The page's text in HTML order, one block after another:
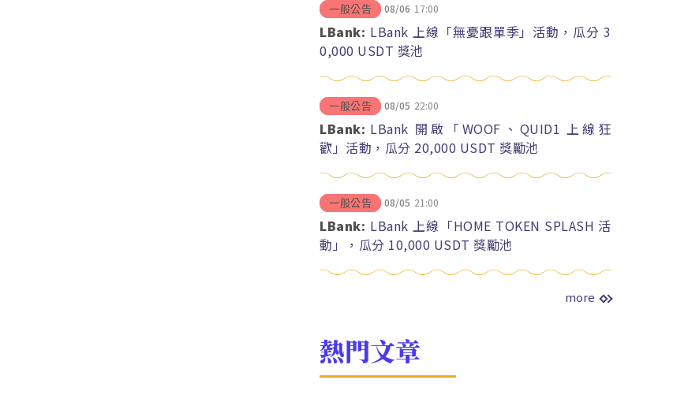
一般公告 08/06 17:00
LBank: LBank 上線「無憂跟單季」活動，瓜分 3
0,000 USDT 獎池
一般公告 08/05 22:00
LBank: LBank 開啟「WOOF、QUID1 上線狂
歡」活動，瓜分 20,000 USDT 獎勵池
一般公告 08/05 21:00
LBank: LBank 上線「HOME TOKEN SPLASH 活
動」，瓜分 10,000 USDT 獎勵池
more
熱門文章